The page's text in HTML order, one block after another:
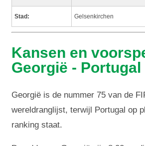
Stad: Gelsenkirchen
Kansen en
Georgië - Portugal
Georgië is de nummer 75 van de
wereldranglijst, terwijl Portugal op
ranking staat.